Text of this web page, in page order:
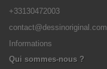
+33130472003
contact@dessinoriginal.com
Informations
Qui sommes-nous ?